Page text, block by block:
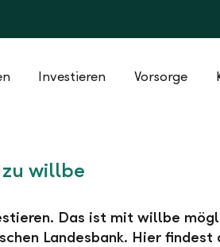
Investieren Vorsorge
willbe
Das ist mit willbe
Landesbank. Hier findest